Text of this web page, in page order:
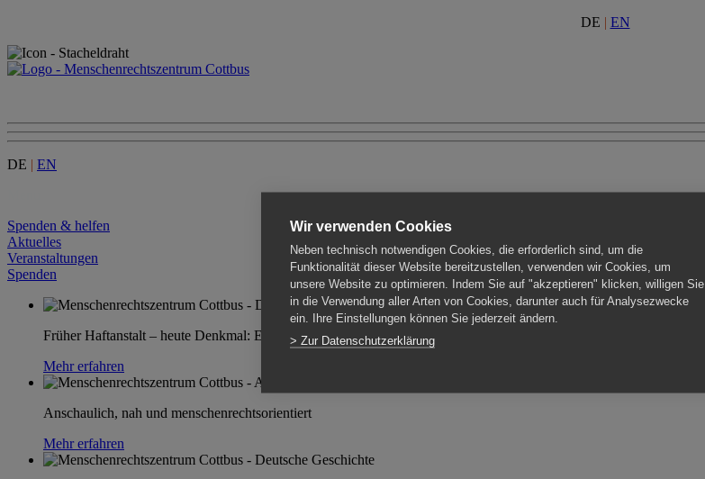
DE | EN
DE | EN
Spenden & helfen
Aktuelles
Veranstaltungen
Spenden
Früher Haftanstalt – heute Denkmal: Einen Ort im Wandel erleben
Mehr erfahren
Anschaulich, nah und menschenrechtsorientiert
Mehr erfahren
Wir verwenden Cookies
Neben technisch notwendigen Cookies, die erforderlich sind, um die
Funktionalität dieser Website bereitzustellen, verwenden wir Cookies, um
unsere Website zu optimieren. Indem Sie auf "akzeptieren" klicken, willigen Sie
in die Verwendung aller Arten von Cookies, darunter auch für Analysezwecke
ein. Ihre Einstellungen können Sie jederzeit ändern.
> Zur Datenschutzerklärung